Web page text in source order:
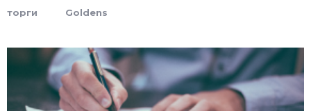
торги Goldens